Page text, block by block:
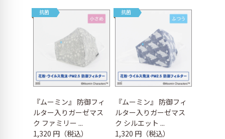
抗菌
『ムーミン』 防御フィ
ルター入りガーゼマス
ク ファミリー ...
1,320 円（税込）
抗菌
『ムーミン』 防御フィ
ルター入りガーゼマス
ク シルエット ...
1,320 円（税込）